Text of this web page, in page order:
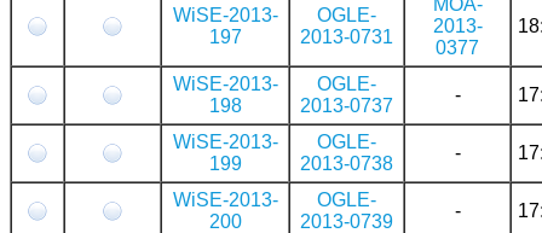
WiSE-2013-
197
OGLE-
2013-0731
2013-
0377
WiSE-2013-
198
OGLE-
2013-0737
-
WiSE-2013-
199
OGLE-
2013-0738
-
WiSE-2013-
200
OGLE-
2013-0739
-